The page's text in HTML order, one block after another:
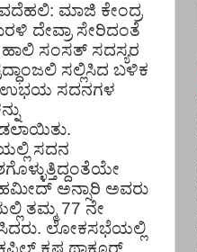
ಮಾಜಿ ಕೇಂದ್ರ
ದೇವ್ರಾ ಸೇರಿದಂತೆ
ಸಂಸತ್ ಸದಸ್ಯರ
ಸಲ್ಲಿಸಿದ ಬಳಿಕ
ಉಭಯ ಸದನಗಳ
ಸದನ
ಅನ್ಸಾರಿ ಅವರು
ತಮ್ಮ 77 ನೇ
ಲೋಕಸಭೆಯಲ್ಲಿ
ಕೃಷ್ಣ ಥಾಕೂರ್